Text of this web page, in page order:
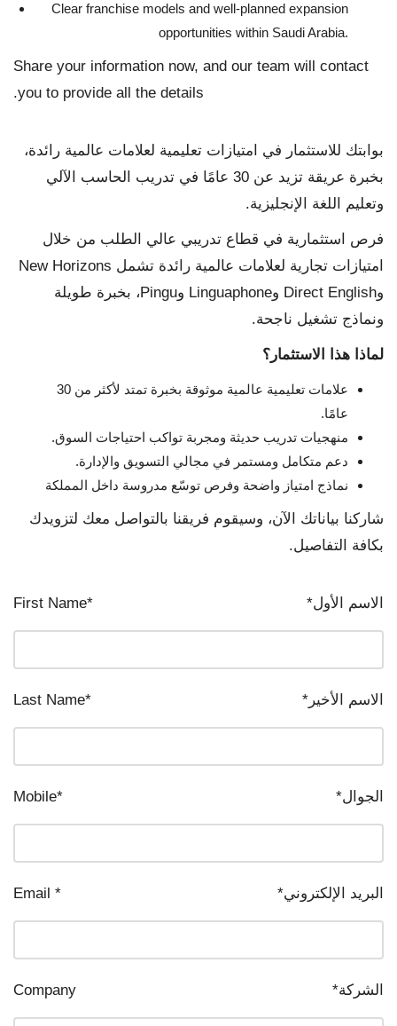
Clear franchise models and well-planned expansion
opportunities within Saudi Arabia.
Share your information now, and our team will contact
you to provide all the details.
بوابتك للاستثمار في امتيازات تعليمية لعلامات عالمية رائدة،
بخبرة عريقة تزيد عن 30 عامًا في تدريب الحاسب الآلي
وتعليم اللغة الإنجليزية.
فرص استثمارية في قطاع تدريبي عالي الطلب من خلال
امتيازات تجارية لعلامات عالمية رائدة تشمل New Horizons
وDirect English وLinguaphone وPingu، بخبرة طويلة
ونماذج تشغيل ناجحة.
لماذا هذا الاستثمار؟
علامات تعليمية عالمية موثوقة بخبرة تمتد لأكثر من 30
عامًا.
منهجيات تدريب حديثة ومجربة تواكب احتياجات السوق.
دعم متكامل ومستمر في مجالي التسويق والإدارة.
نماذج امتياز واضحة وفرص توسّع مدروسة داخل المملكة
شاركنا بياناتك الآن، وسيقوم فريقنا بالتواصل معك لتزويدك
بكافة التفاصيل.
الاسم الأول* *First Name
الاسم الأخير* *Last Name
الجوال* *Mobile
البريد الإلكتروني* * Email
الشركة* Company